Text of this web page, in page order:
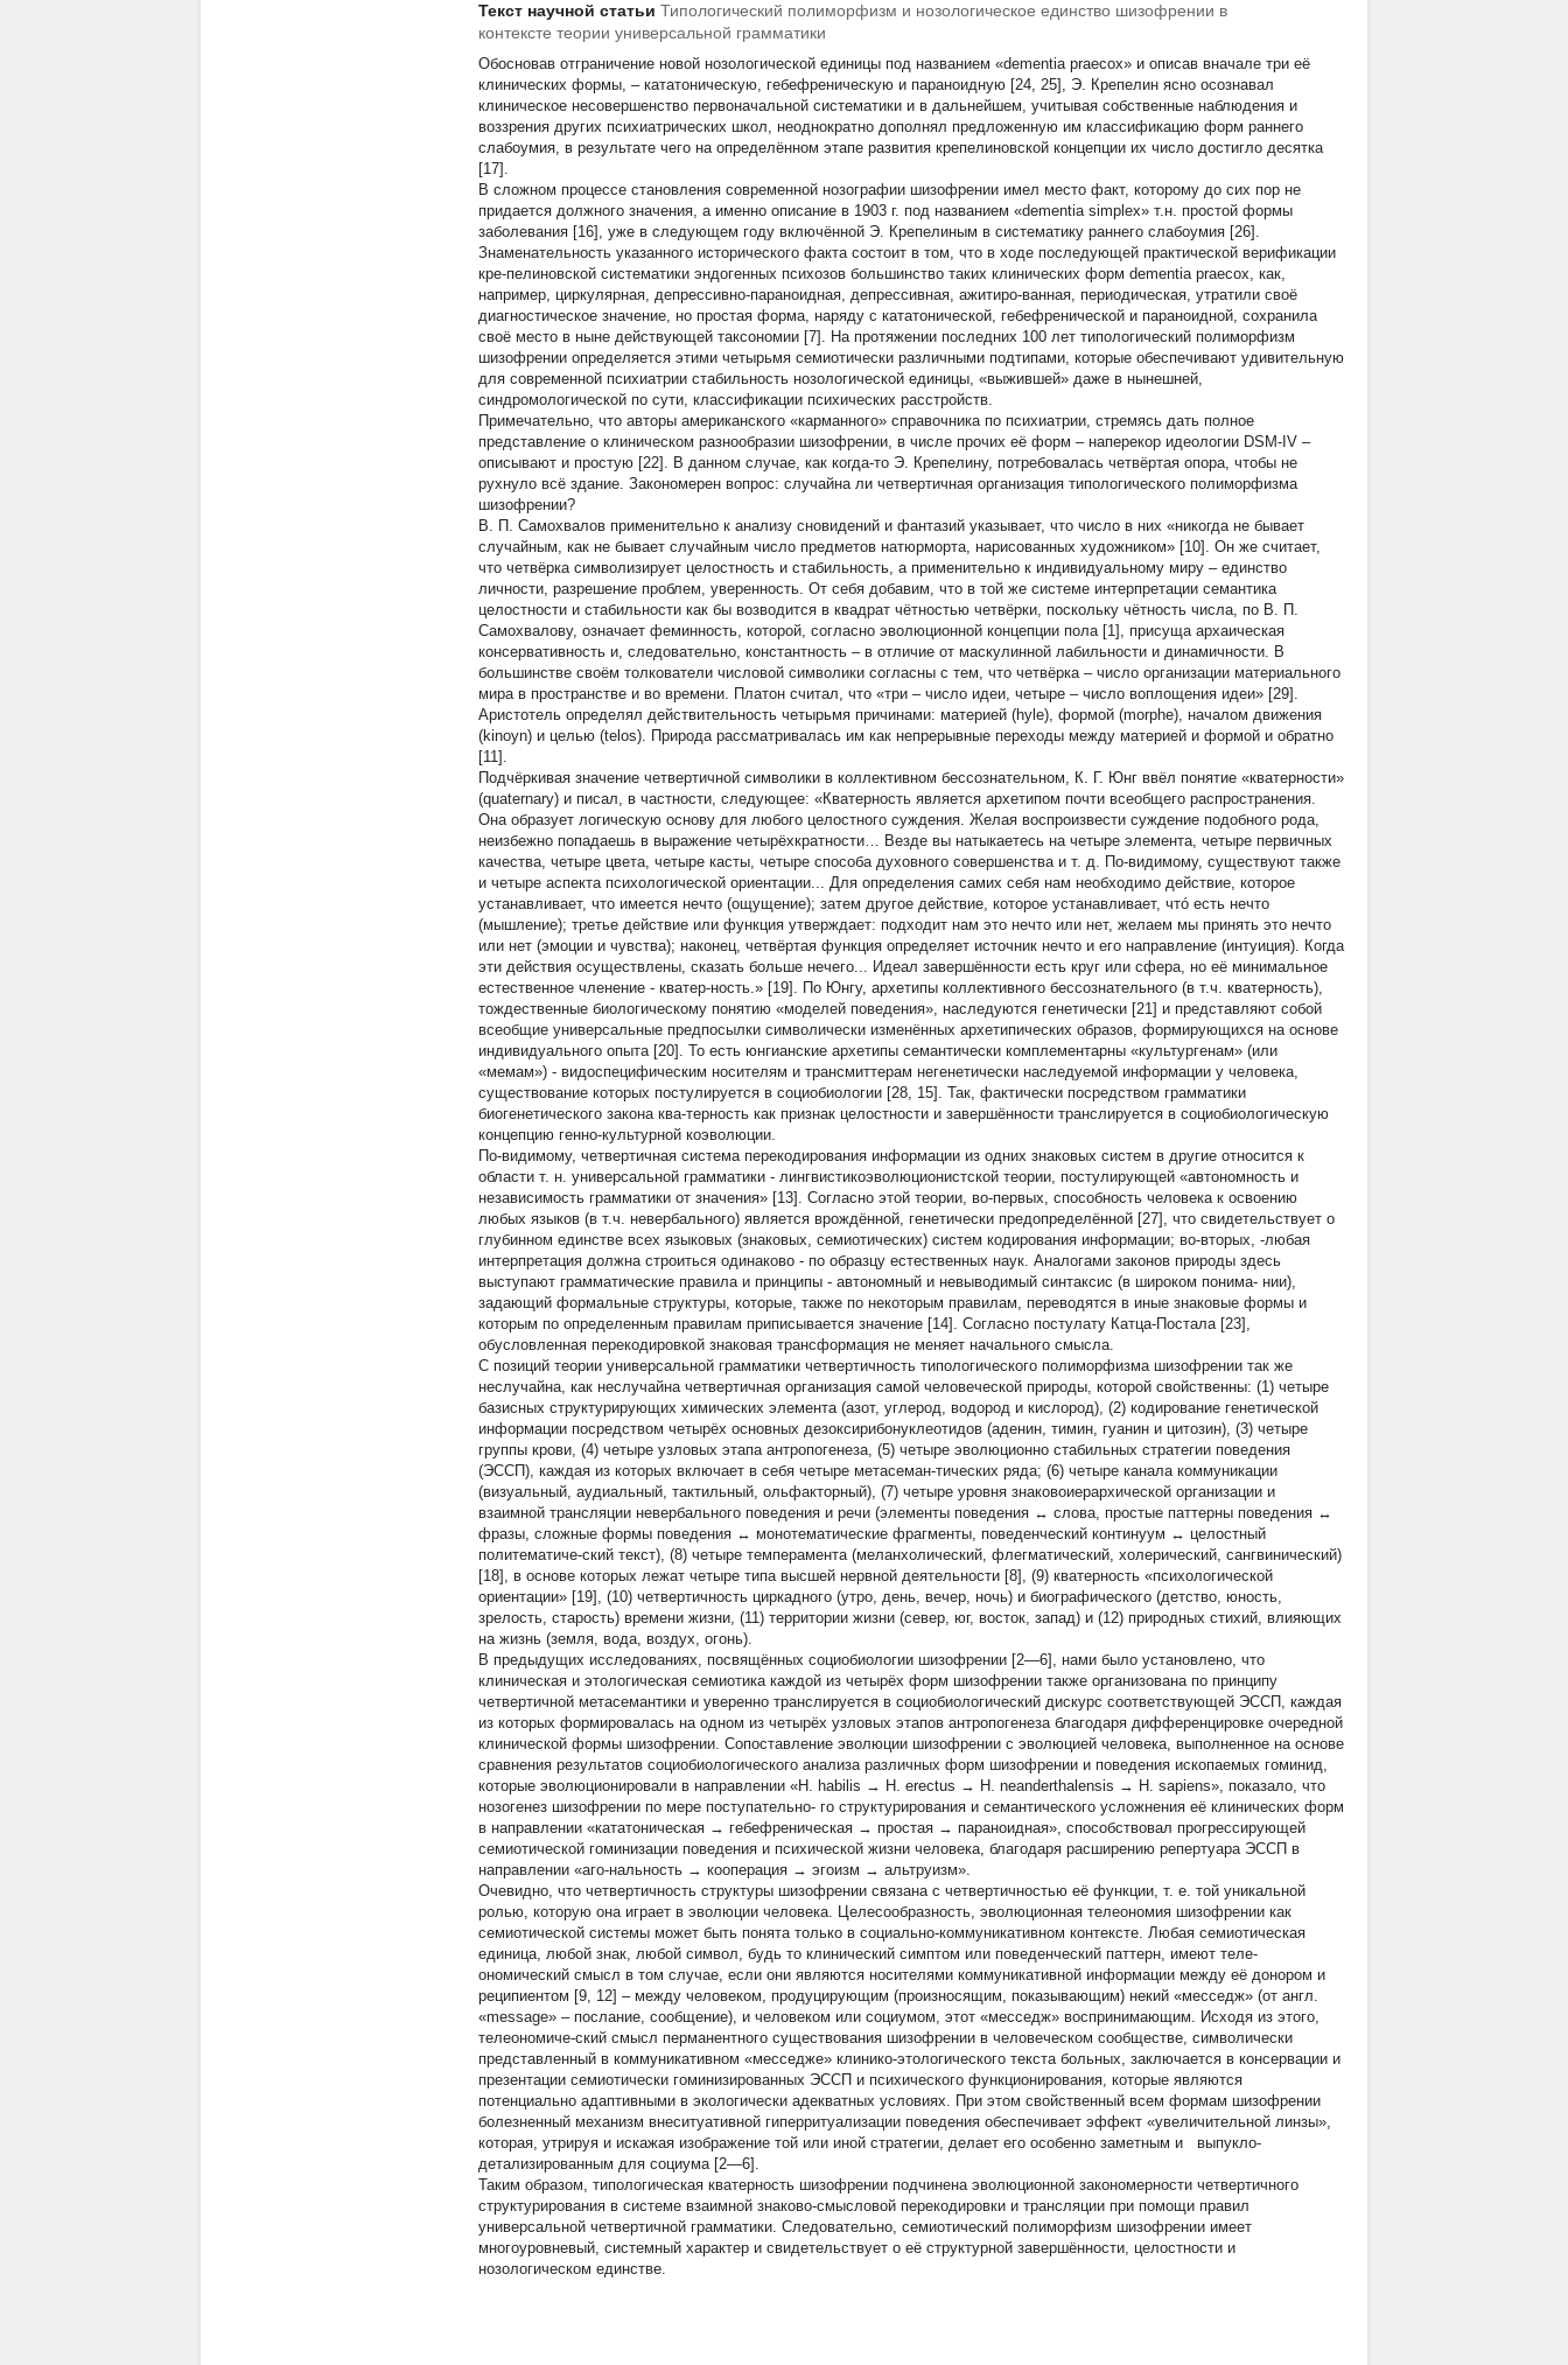
Текст научной статьи Типологический полиморфизм и нозологическое единство шизофрении в
контексте теории универсальной грамматики
Обосновав отграничение новой нозологической единицы под названием «dementia praecox» и описав вначале три её
клинических формы, – кататоническую, гебефреническую и параноидную [24, 25], Э. Крепелин ясно осознавал
клиническое несовершенство первоначальной систематики и в дальнейшем, учитывая собственные наблюдения и
воззрения других психиатрических школ, неоднократно дополнял предложенную им классификацию форм раннего
слабоумия, в результате чего на определённом этапе развития крепелиновской концепции их число достигло десятка
[17].
В сложном процессе становления современной нозографии шизофрении имел место факт, которому до сих пор не
придается должного значения, а именно описание в 1903 г. под названием «dementia simplex» т.н. простой формы
заболевания [16], уже в следующем году включённой Э. Крепелиным в систематику раннего слабоумия [26].
Знаменательность указанного исторического факта состоит в том, что в ходе последующей практической верификации
кре-пелиновской систематики эндогенных психозов большинство таких клинических форм dementia praecox, как,
например, циркулярная, депрессивно-параноидная, депрессивная, ажитиро-ванная, периодическая, утратили своё
диагностическое значение, но простая форма, наряду с кататонической, гебефренической и параноидной, сохранила
своё место в ныне действующей таксономии [7]. На протяжении последних 100 лет типологический полиморфизм
шизофрении определяется этими четырьмя семиотически различными подтипами, которые обеспечивают удивительную
для современной психиатрии стабильность нозологической единицы, «выжившей» даже в нынешней,
синдромологической по сути, классификации психических расстройств.
Примечательно, что авторы американского «карманного» справочника по психиатрии, стремясь дать полное
представление о клиническом разнообразии шизофрении, в числе прочих её форм – наперекор идеологии DSM-IV –
описывают и простую [22]. В данном случае, как когда-то Э. Крепелину, потребовалась четвёртая опора, чтобы не
рухнуло всё здание. Закономерен вопрос: случайна ли четвертичная организация типологического полиморфизма
шизофрении?
В. П. Самохвалов применительно к анализу сновидений и фантазий указывает, что число в них «никогда не бывает
случайным, как не бывает случайным число предметов натюрморта, нарисованных художником» [10]. Он же считает,
что четвёрка символизирует целостность и стабильность, а применительно к индивидуальному миру – единство
личности, разрешение проблем, уверенность. От себя добавим, что в той же системе интерпретации семантика
целостности и стабильности как бы возводится в квадрат чётностью четвёрки, поскольку чётность числа, по В. П.
Самохвалову, означает феминность, которой, согласно эволюционной концепции пола [1], присуща архаическая
консервативность и, следовательно, константность – в отличие от маскулинной лабильности и динамичности. В
большинстве своём толкователи числовой символики согласны с тем, что четвёрка – число организации материального
мира в пространстве и во времени. Платон считал, что «три – число идеи, четыре – число воплощения идеи» [29].
Аристотель определял действительность четырьмя причинами: материей (hyle), формой (morphe), началом движения
(kinoyn) и целью (telos). Природа рассматривалась им как непрерывные переходы между материей и формой и обратно
[11].
Подчёркивая значение четвертичной символики в коллективном бессознательном, К. Г. Юнг ввёл понятие «кватерности»
(quaternary) и писал, в частности, следующее: «Кватерность является архетипом почти всеобщего распространения.
Она образует логическую основу для любого целостного суждения. Желая воспроизвести суждение подобного рода,
неизбежно попадаешь в выражение четырёхкратности… Везде вы натыкаетесь на четыре элемента, четыре первичных
качества, четыре цвета, четыре касты, четыре способа духовного совершенства и т. д. По-видимому, существуют также
и четыре аспекта психологической ориентации... Для определения самих себя нам необходимо действие, которое
устанавливает, что имеется нечто (ощущение); затем другое действие, которое устанавливает, чтó есть нечто
(мышление); третье действие или функция утверждает: подходит нам это нечто или нет, желаем мы принять это нечто
или нет (эмоции и чувства); наконец, четвёртая функция определяет источник нечто и его направление (интуиция). Когда
эти действия осуществлены, сказать больше нечего... Идеал завершённости есть круг или сфера, но её минимальное
естественное членение - кватер-ность.» [19]. По Юнгу, архетипы коллективного бессознательного (в т.ч. кватерность),
тождественные биологическому понятию «моделей поведения», наследуются генетически [21] и представляют собой
всеобщие универсальные предпосылки символически изменённых архетипических образов, формирующихся на основе
индивидуального опыта [20]. То есть юнгианские архетипы семантически комплементарны «культургенам» (или
«мемам») - видоспецифическим носителям и трансмиттерам негенетически наследуемой информации у человека,
существование которых постулируется в социобиологии [28, 15]. Так, фактически посредством грамматики
биогенетического закона ква-терность как признак целостности и завершённости транслируется в социобиологическую
концепцию генно-культурной коэволюции.
По-видимому, четвертичная система перекодирования информации из одних знаковых систем в другие относится к
области т. н. универсальной грамматики - лингвистикоэволюционистской теории, постулирующей «автономность и
независимость грамматики от значения» [13]. Согласно этой теории, во-первых, способность человека к освоению
любых языков (в т.ч. невербального) является врождённой, генетически предопределённой [27], что свидетельствует о
глубинном единстве всех языковых (знаковых, семиотических) систем кодирования информации; во-вторых, -любая
интерпретация должна строиться одинаково - по образцу естественных наук. Аналогами законов природы здесь
выступают грамматические правила и принципы - автономный и невыводимый синтаксис (в широком понима- нии),
задающий формальные структуры, которые, также по некоторым правилам, переводятся в иные знаковые формы и
которым по определенным правилам приписывается значение [14]. Согласно постулату Катца-Постала [23],
обусловленная перекодировкой знаковая трансформация не меняет начального смысла.
С позиций теории универсальной грамматики четвертичность типологического полиморфизма шизофрении так же
неслучайна, как неслучайна четвертичная организация самой человеческой природы, которой свойственны: (1) четыре
базисных структурирующих химических элемента (азот, углерод, водород и кислород), (2) кодирование генетической
информации посредством четырёх основных дезоксирибонуклеотидов (аденин, тимин, гуанин и цитозин), (3) четыре
группы крови, (4) четыре узловых этапа антропогенеза, (5) четыре эволюционно стабильных стратегии поведения
(ЭССП), каждая из которых включает в себя четыре метасеман-тических ряда; (6) четыре канала коммуникации
(визуальный, аудиальный, тактильный, ольфакторный), (7) четыре уровня знаковоиерархической организации и
взаимной трансляции невербального поведения и речи (элементы поведения ↔ слова, простые паттерны поведения ↔
фразы, сложные формы поведения ↔ монотематические фрагменты, поведенческий континуум ↔ целостный
политематиче-ский текст), (8) четыре темперамента (меланхолический, флегматический, холерический, сангвинический)
[18], в основе которых лежат четыре типа высшей нервной деятельности [8], (9) кватерность «психологической
ориентации» [19], (10) четвертичность циркадного (утро, день, вечер, ночь) и биографического (детство, юность,
зрелость, старость) времени жизни, (11) территории жизни (север, юг, восток, запад) и (12) природных стихий, влияющих
на жизнь (земля, вода, воздух, огонь).
В предыдущих исследованиях, посвящённых социобиологии шизофрении [2—6], нами было установлено, что
клиническая и этологическая семиотика каждой из четырёх форм шизофрении также организована по принципу
четвертичной метасемантики и уверенно транслируется в социобиологический дискурс соответствующей ЭССП, каждая
из которых формировалась на одном из четырёх узловых этапов антропогенеза благодаря дифференцировке очередной
клинической формы шизофрении. Сопоставление эволюции шизофрении с эволюцией человека, выполненное на основе
сравнения результатов социобиологического анализа различных форм шизофрении и поведения ископаемых гоминид,
которые эволюционировали в направлении «H. habilis → H. erectus → H. neanderthalensis → H. sapiens», показало, что
нозогенез шизофрении по мере поступательно- го структурирования и семантического усложнения её клинических форм
в направлении «кататоническая → гебефреническая → простая → параноидная», способствовал прогрессирующей
семиотической гоминизации поведения и психической жизни человека, благодаря расширению репертуара ЭССП в
направлении «аго-нальность → кооперация → эгоизм → альтруизм».
Очевидно, что четвертичность структуры шизофрении связана с четвертичностью её функции, т. е. той уникальной
ролью, которую она играет в эволюции человека. Целесообразность, эволюционная телеономия шизофрении как
семиотической системы может быть понята только в социально-коммуникативном контексте. Любая семиотическая
единица, любой знак, любой символ, будь то клинический симптом или поведенческий паттерн, имеют теле-
ономический смысл в том случае, если они являются носителями коммуникативной информации между её донором и
реципиентом [9, 12] – между человеком, продуцирующим (произносящим, показывающим) некий «месседж» (от англ.
«message» – послание, сообщение), и человеком или социумом, этот «месседж» воспринимающим. Исходя из этого,
телеономиче-ский смысл перманентного существования шизофрении в человеческом сообществе, символически
представленный в коммуникативном «месседже» клинико-этологического текста больных, заключается в консервации и
презентации семиотически гоминизированных ЭССП и психического функционирования, которые являются
потенциально адаптивными в экологически адекватных условиях. При этом свойственный всем формам шизофрении
болезненный механизм внеситуативной гиперритуализации поведения обеспечивает эффект «увеличительной линзы»,
которая, утрируя и искажая изображение той или иной стратегии, делает его особенно заметным и выпукло-
детализированным для социума [2—6].
Таким образом, типологическая кватерность шизофрении подчинена эволюционной закономерности четвертичного
структурирования в системе взаимной знаково-смысловой перекодировки и трансляции при помощи правил
универсальной четвертичной грамматики. Следовательно, семиотический полиморфизм шизофрении имеет
многоуровневый, системный характер и свидетельствует о её структурной завершённости, целостности и
нозологическом единстве.